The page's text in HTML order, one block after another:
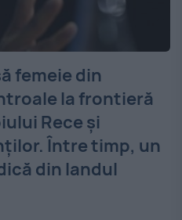
femeie din
la frontieră
Rece şi
Între timp, un
din landul